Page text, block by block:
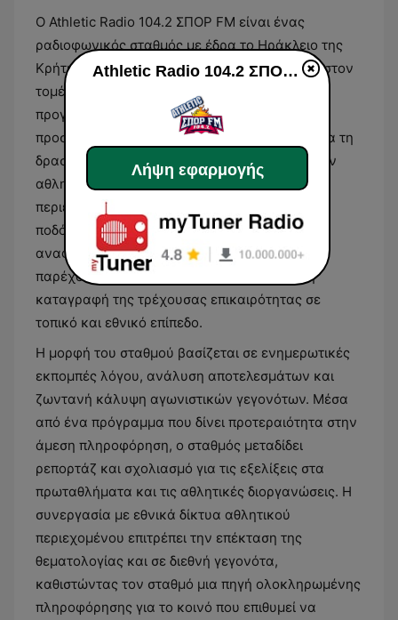
Ο Athletic Radio 104.2 ΣΠΟΡ FM είναι ένας
ραδιοφωνικός σταθμός με έδρα το Ηράκλειο της
Κρήτης, ο οποίος εξειδικεύεται αποκλειστικά στον
τομέα της αθλητικής ενημέρωσης. Η ροή του
προγράμματος είναι σχεδιασμένη ώστε να
προσφέρει συνεχή ενημέρωση, με κύριο άξονα τη
δραστηριότητα των τοπικών συλλόγων και των
αθλητικών οργανισμών της Κρήτης. Το
περιεχόμενο εστιάζει κατά κύριο λόγο στο
ποδόσφαιρο, χωρίς ωστόσο να παραλείπονται
αναφορές σε άλλα δημοφιλή αθλήματα,
παρέχοντας στους ακροατές μια λεπτομερή
καταγραφή της τρέχουσας επικαιρότητας σε
τοπικό και εθνικό επίπεδο.
Η μορφή του σταθμού βασίζεται σε ενημερωτικές
εκπομπές λόγου, ανάλυση αποτελεσμάτων και
ζωντανή κάλυψη αγωνιστικών γεγονότων. Μέσα
από ένα πρόγραμμα που δίνει προτεραιότητα στην
άμεση πληροφόρηση, ο σταθμός μεταδίδει
ρεπορτάζ και σχολιασμό για τις εξελίξεις στα
πρωταθλήματα και τις αθλητικές διοργανώσεις. Η
συνεργασία με εθνικά δίκτυα αθλητικού
περιεχομένου επιτρέπει την επέκταση της
θεματολογίας και σε διεθνή γεγονότα,
καθιστώντας τον σταθμό μια πηγή ολοκληρωμένης
πληροφόρησης για το κοινό που επιθυμεί να
Athletic Radio 104.2 ΣΠΟΡ FM
Λήψη εφαρμογής